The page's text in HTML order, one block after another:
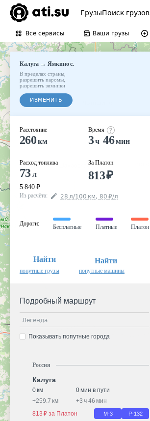
ГрузыПоиск грузов
Все сервисы Ваши грузы
Калуга→Ямкино с.
В пределах страны
разрешить паромы
разрешить зимники
ИЗМЕНИТЬ
Расстояние
260км
Расход топлива
73л
5 840 ₽
Время
3ч 46мин
За Платон
813₽
Из расчёта: 28 л/100 км, 80 ₽/л
Дороги:
Бесплатные Платные Платон
Найти
попутные грузы
Найти
попутные машины
Подробный маршрут
Легенда
Показывать попутные города
Россия
Калуга
0 км
0 мин в пути
+259.7 км +3 ч 46 мин
813 ₽ за Платон
М-3 Р-132